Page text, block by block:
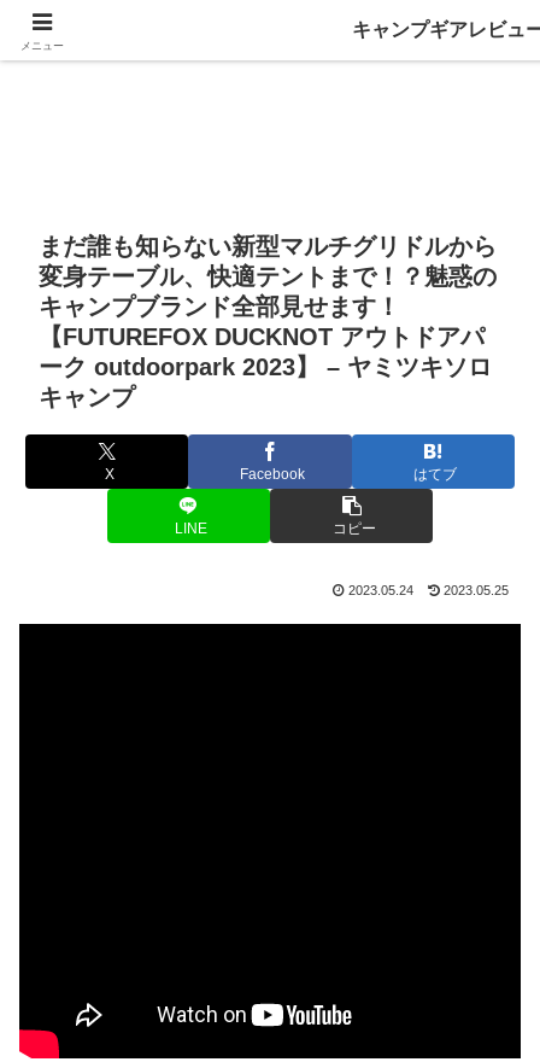
まだ誰も知らない新型マルチグリドルから
変身テーブル、快適テントまで！？魅惑の
キャンプブランド全部見せます！
【FUTUREFOX DUCKNOT アウトドアパ
ーク outdoorpark 2023】 – ヤミツキソロ
キャンプ
X Facebook はてブ
LINE コピー
2023.05.24 2023.05.25
メニュー
キャンプギアレビュ